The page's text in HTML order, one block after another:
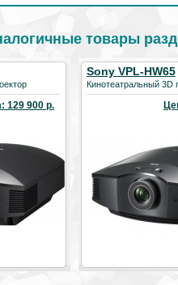
товары
129 900 р.
Sony VPL-HW65
Кинотеатральный 3D